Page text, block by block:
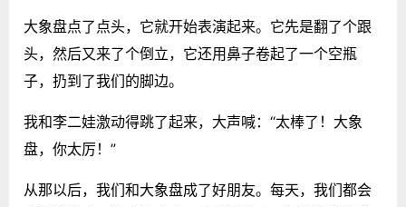
大象盘点了点头，它就开始表演起来。它先是翻了个跟
头，然后又来了个倒立，它还用鼻子卷起了一个空瓶
子，扔到了我们的脚边。
我和李二娃激动得跳了起来，大声喊：“太棒了！大象
盘，你太厉！”
从那以后，我们和大象盘成了好朋友。每天，我们都会